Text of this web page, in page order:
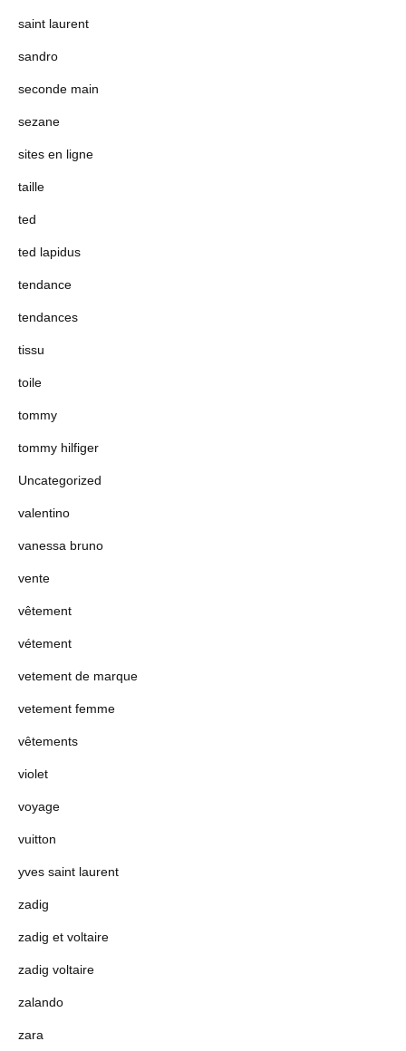
saint laurent
sandro
seconde main
sezane
sites en ligne
taille
ted
ted lapidus
tendance
tendances
tissu
toile
tommy
tommy hilfiger
Uncategorized
valentino
vanessa bruno
vente
vêtement
vétement
vetement de marque
vetement femme
vêtements
violet
voyage
vuitton
yves saint laurent
zadig
zadig et voltaire
zadig voltaire
zalando
zara